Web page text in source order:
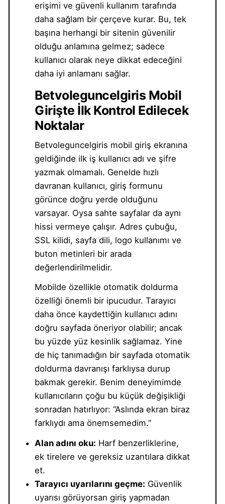
erişimi ve güvenli kullanım tarafında
daha sağlam bir çerçeve kurar. Bu, tek
başına herhangi bir sitenin güvenilir
olduğu anlamına gelmez; sadece
kullanıcı olarak neye dikkat edeceğini
daha iyi anlamanı sağlar.
Betvoleguncelgiris Mobil
Girişte İlk Kontrol Edilecek
Noktalar
Betvoleguncelgiris mobil giriş ekranına
geldiğinde ilk iş kullanıcı adı ve şifre
yazmak olmamalı. Genelde hızlı
davranan kullanıcı, giriş formunu
görünce doğru yerde olduğunu
varsayar. Oysa sahte sayfalar da aynı
hissi vermeye çalışır. Adres çubuğu,
SSL kilidi, sayfa dili, logo kullanımı ve
buton metinleri bir arada
değerlendirilmelidir.
Mobilde özellikle otomatik doldurma
özelliği önemli bir ipucudur. Tarayıcı
daha önce kaydettiğin kullanıcı adını
doğru sayfada öneriyor olabilir; ancak
bu yüzde yüz kesinlik sağlamaz. Yine
de hiç tanımadığın bir sayfada otomatik
doldurma davranışı farklıysa durup
bakmak gerekir. Benim deneyimimde
kullanıcıların çoğu bu küçük değişikliği
sonradan hatırlıyor: “Aslında ekran biraz
farklıydı ama önemsemedim.”
Alan adını oku: Harf benzerliklerine,
ek tirelere ve gereksiz uzantılara dikkat
et.
Tarayıcı uyarılarını geçme: Güvenlik
uyarısı görüyorsan giriş yapmadan